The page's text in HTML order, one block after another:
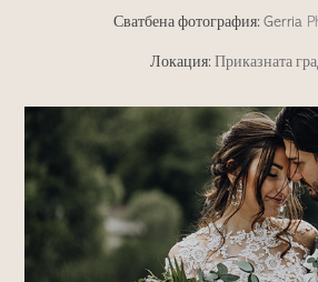
Сватбена фотография: Gerria
Локация: Приказната